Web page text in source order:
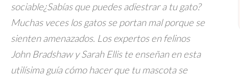
sociable¿Sabías que puedes adiestrar a tu gato?
Muchas veces los gatos se portan mal porque se
sienten amenazados. Los expertos en felinos
John Bradshaw y Sarah Ellis te enseñan en esta
utilísima guía cómo hacer que tu mascota se